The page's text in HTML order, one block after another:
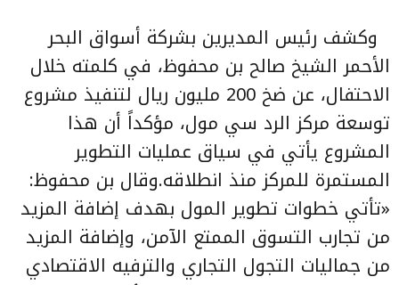
وكشف رئيس المديرين بشركة أسواق البحر
الأحمر الشيخ صالح بن محفوظ، في كلمته خلال
الاحتفال، عن ضخ 200 مليون ريال لتنفيذ مشروع
توسعة مركز الرد سي مول، مؤكداً أن هذا
المشروع يأتي في سياق عمليات التطوير
المستمرة للمركز منذ انطلاقه.وقال بن محفوظ:
«تأتي خطوات تطوير المول بهدف إضافة المزيد
من تجارب التسوق الممتع الآمن، وإضافة المزيد
من جماليات التجول التجاري والترفيه الاقتصادي